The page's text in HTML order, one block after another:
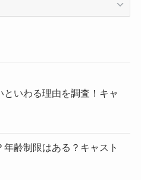
いわる理由を調査！キャ
齢制限はある？キャスト